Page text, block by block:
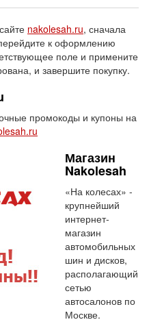
nakolesah.ru, сначала
к оформлению
поле и примените
и завершите покупку.
промокоды и купоны на
Магазин
Nakolesah
«На колесах» -
крупнейший
интернет-
магазин
автомобильных
шин и дисков,
располагающий
сетью
автосалонов по
Москве.